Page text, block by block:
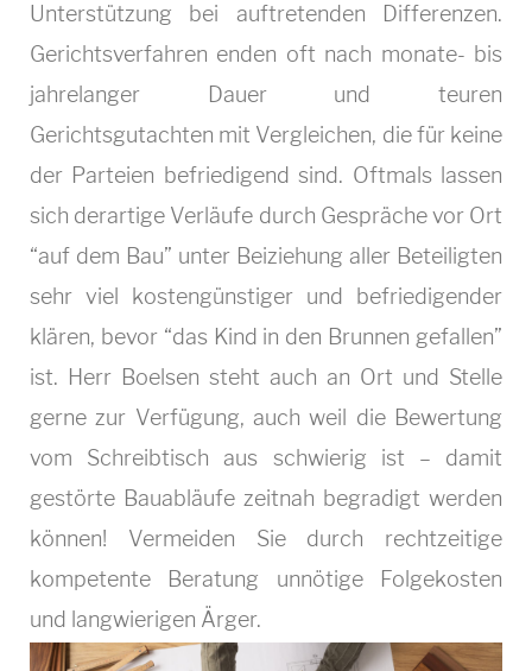
Unterstützung bei auftretenden Differenzen.
Gerichtsverfahren enden oft nach monate- bis
jahrelanger Dauer und teuren
Gerichtsgutachten mit Vergleichen, die für keine
der Parteien befriedigend sind. Oftmals lassen
sich derartige Verläufe durch Gespräche vor Ort
“auf dem Bau” unter Beiziehung aller Beteiligten
sehr viel kostengünstiger und befriedigender
klären, bevor “das Kind in den Brunnen gefallen”
ist. Herr Boelsen steht auch an Ort und Stelle
gerne zur Verfügung, auch weil die Bewertung
vom Schreibtisch aus schwierig ist – damit
gestörte Bauabläufe zeitnah begradigt werden
können! Vermeiden Sie durch rechtzeitige
kompetente Beratung unnötige Folgekosten
und langwierigen Ärger.